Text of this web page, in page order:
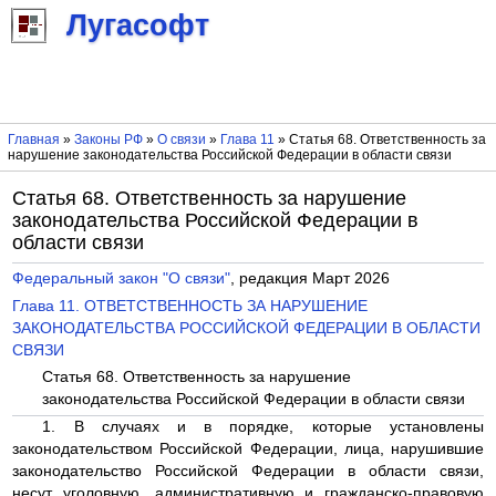
Лугасофт
Главная » Законы РФ» О связи » Глава 11 » Статья 68. Ответственность за
нарушение законодательства Российской Федерации в области связи
Статья 68. Ответственность за нарушение
законодательства Российской Федерации в
области связи
Федеральный закон "О связи", редакция Март 2026
Глава 11. ОТВЕТСТВЕННОСТЬ ЗА НАРУШЕНИЕ
ЗАКОНОДАТЕЛЬСТВА РОССИЙСКОЙ ФЕДЕРАЦИИ В ОБЛАСТИ
СВЯЗИ
Статья 68. Ответственность за нарушение
законодательства Российской Федерации в области связи
1. В случаях и в порядке, которые установлены
законодательством Российской Федерации, лица, нарушившие
законодательство Российской Федерации в области связи,